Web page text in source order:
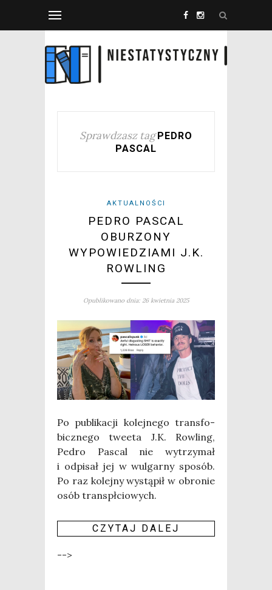
Sprawdzasz tag PEDRO
PASCAL
AKTUALNOŚCI
PEDRO PASCAL
OBURZONY
WYPOWIEDZIAMI J.K.
ROWLING
Opublikowano dnia: 26 kwietnia 2025
Po publi­ka­cji kolej­ne­go trans­fo­
bicz­ne­go twe­eta J.K. Row­ling,
Pedro Pas­cal nie wytrzy­mał
i odpi­sał jej w wul­gar­ny spo­sób.
Po raz kolej­ny wystą­pił w obro­nie
osób transpłciowych.
CZY­TAJ DALEJ
-->